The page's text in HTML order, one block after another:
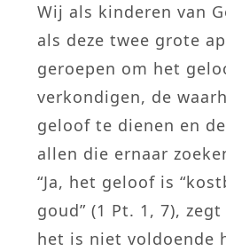
Wij als kinderen van
als deze twee grote
geroepen om het
verkondigen, de
geloof te dienen en
allen die ernaar
“Ja, het geloof is
goud” (1 Pt. 1, 7),
het is niet voldoende